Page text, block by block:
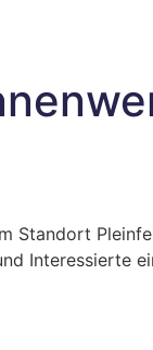
Standort
Interessierte